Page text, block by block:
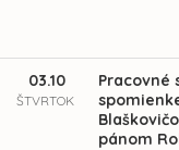
03.10
ŠTVRTOK
Pracovné
pánom